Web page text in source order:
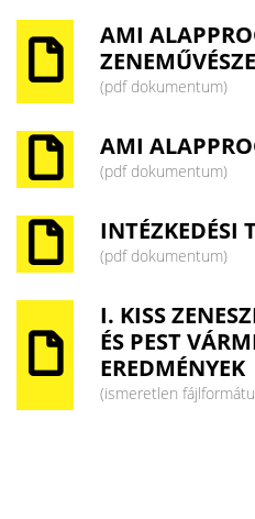
AMI
(pdf dokumentum)
AMI
(pdf dokumentum)
INTÉZKEDÉSI
(pdf dokumentum)
I. KISS
ÉS PEST
EREDMÉNYEK
(ismeretlen